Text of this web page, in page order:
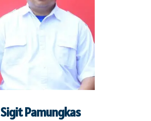
Sigit Pamungkas